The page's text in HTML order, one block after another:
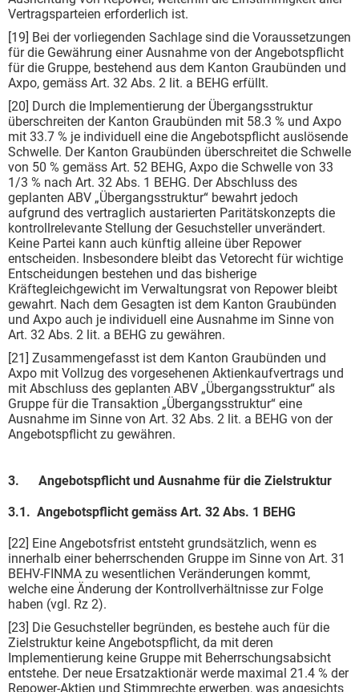
Vertragsparteien erforderlich ist.
[19] Bei der vorliegenden Sachlage sind die Voraussetzungen
für die Gewährung einer Ausnahme von der Angebotspflicht
für die Gruppe, bestehend aus dem Kanton Graubünden und
Axpo, gemäss Art. 32 Abs. 2 lit. a BEHG erfüllt.
[20] Durch die Implementierung der Übergangsstruktur
überschreiten der Kanton Graubünden mit 58.3 % und Axpo
mit 33.7 % je individuell eine die Angebotspflicht auslösende
Schwelle. Der Kanton Graubünden überschreitet die Schwelle
von 50 % gemäss Art. 52 BEHG, Axpo die Schwelle von 33
1/3 % nach Art. 32 Abs. 1 BEHG. Der Abschluss des
geplanten ABV „Übergangsstruktur“ bewahrt jedoch
aufgrund des vertraglich austarierten Paritätskonzepts die
kontrollrelevante Stellung der Gesuchsteller unverändert.
Keine Partei kann auch künftig alleine über Repower
entscheiden. Insbesondere bleibt das Vetorecht für wichtige
Entscheidungen bestehen und das bisherige
Kräftegleichgewicht im Verwaltungsrat von Repower bleibt
gewahrt. Nach dem Gesagten ist dem Kanton Graubünden
und Axpo auch je individuell eine Ausnahme im Sinne von
Art. 32 Abs. 2 lit. a BEHG zu gewähren.
[21] Zusammengefasst ist dem Kanton Graubünden und
Axpo mit Vollzug des vorgesehenen Aktienkaufvertrags und
mit Abschluss des geplanten ABV „Übergangsstruktur“ als
Gruppe für die Transaktion „Übergangsstruktur“ eine
Ausnahme im Sinne von Art. 32 Abs. 2 lit. a BEHG von der
Angebotspflicht zu gewähren.
3. Angebotspflicht und Ausnahme für die Zielstruktur
3.1. Angebotspflicht gemäss Art. 32 Abs. 1 BEHG
[22] Eine Angebotsfrist entsteht grundsätzlich, wenn es
innerhalb einer beherrschenden Gruppe im Sinne von Art. 31
BEHV-FINMA zu wesentlichen Veränderungen kommt,
welche eine Änderung der Kontrollverhältnisse zur Folge
haben (vgl. Rz 2).
[23] Die Gesuchsteller begründen, es bestehe auch für die
Zielstruktur keine Angebotspflicht, da mit deren
Implementierung keine Gruppe mit Beherrschungsabsicht
entstehe. Der neue Ersatzaktionär werde maximal 21.4 % der
Repower-Aktien und Stimmrechte erwerben, was angesichts